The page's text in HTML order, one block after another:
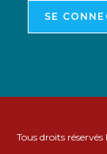
Tous droits